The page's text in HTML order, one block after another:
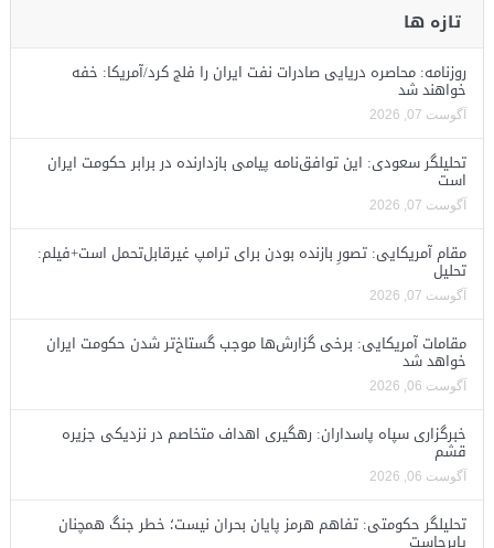
تازه ها
روزنامه: محاصره دریایی صادرات نفت ایران را فلج کرد/آمریکا: خفه
خواهند شد
آگوست 07, 2026
تحلیلگر سعودی: این توافق‌نامه پیامی بازدارنده در برابر حکومت ایران
است
آگوست 07, 2026
مقام آمریکایی: تصورِ بازنده بودن برای ترامپ غیرقابل‌تحمل است+فیلم:
تحلیل
آگوست 07, 2026
مقامات آمریکایی: برخی گزارش‌ها موجب گستاخ‌تر شدن حکومت ایران
خواهد شد
آگوست 06, 2026
خبرگزاری سپاه پاسداران: رهگیری اهداف متخاصم در نزدیکی جزیره
قشم
آگوست 06, 2026
تحلیلگر حکومتی: تفاهم هرمز پایان بحران نیست؛ خطر جنگ همچنان
پابرجاست